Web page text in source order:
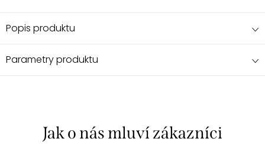
Popis produktu
Parametry produktu